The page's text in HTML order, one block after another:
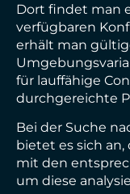
Dort findet man
verfügbaren
erhält man
für lauffähige
durchgereichte
Bei der Suche
bietet es sich
mit den
um diese